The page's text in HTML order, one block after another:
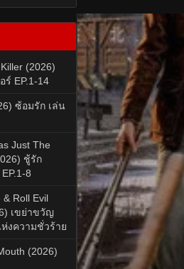
(2026)
EP.1-14
ซ้อมรัก เล่น
Just The
ชู้รัก
8
& Roll Evil
เขย่าขวัญ
งความชั่วร้าย
(2026)